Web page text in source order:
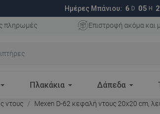
Ημέρες Μπάνιου: 6 D 05 H
πληρωμές Επιστροφή ακόμα και
Πλακάκια Δάπεδα
ντους Mexen D-62 κεφαλή ντους 20x20 cm,